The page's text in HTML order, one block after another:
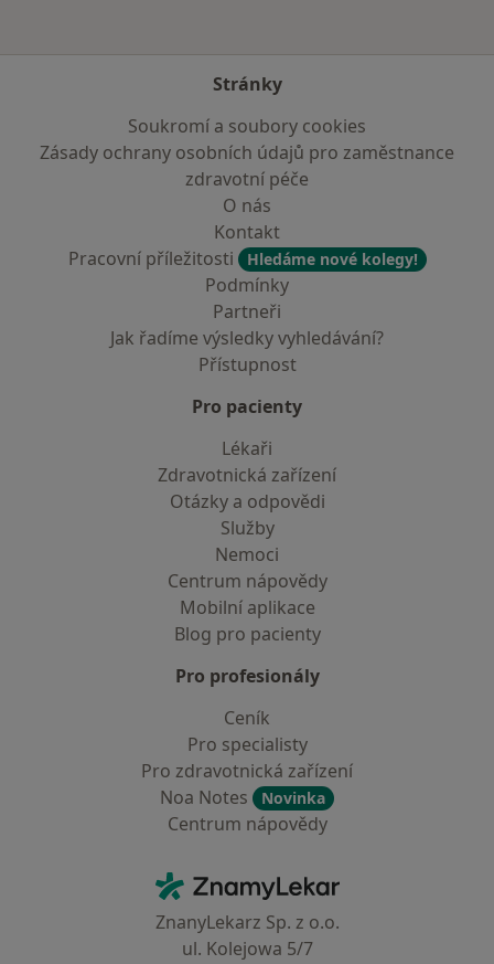
Stránky
Soukromí a soubory cookies
Zásady ochrany osobních údajů pro zaměstnance
zdravotní péče
O nás
Kontakt
Pracovní příležitosti
Hledáme nové kolegy!
Podmínky
Partneři
Jak řadíme výsledky vyhledávání?
Přístupnost
Pro pacienty
Lékaři
Zdravotnická zařízení
Otázky a odpovědi
Služby
Nemoci
Centrum nápovědy
Mobilní aplikace
Blog pro pacienty
Pro profesionály
Ceník
Pro specialisty
Pro zdravotnická zařízení
Noa Notes
Novinka
Centrum nápovědy
ZnamyLekar - Hlavní stránka
ZnanyLekarz Sp. z o.o.
ul. Kolejowa 5/7